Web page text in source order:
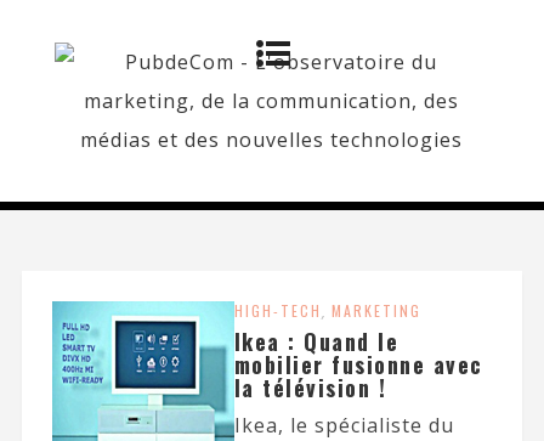
HIGH-TECH, MARKETING
Ikea : Quand le
mobilier fusionne avec
la télévision !
Ikea, le spécialiste du